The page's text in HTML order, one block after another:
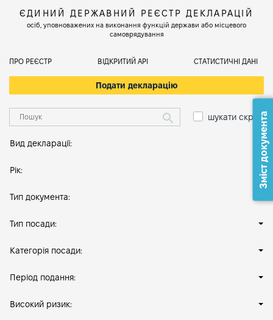
ЄДИНИЙ ДЕРЖАВНИЙ РЕЄСТР ДЕКЛАРАЦІЙ
осіб, уповноважених на виконання функцій держави або місцевого
самоврядування
ПРО РЕЄСТР ВІДКРИТИЙ АРІ СТАТИСТИЧНІ ДАНІ
Подати декларацію
шукати скрізь
Вид декларації:
Рік:
Тип документа:
Тип посади:
Категорія посади:
Період подання:
Високий ризик:
Зміст документа